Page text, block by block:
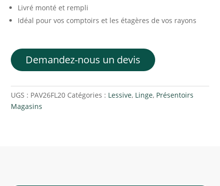
Livré monté et rempli
Idéal pour vos comptoirs et les étagères de vos rayons
Demandez-nous un devis
UGS : PAV26FL20 Catégories : Lessive, Linge, Présentoirs
Magasins